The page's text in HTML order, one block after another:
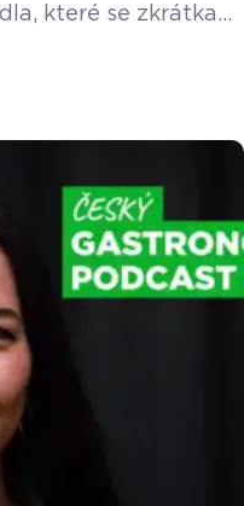
které se zkrátka
chování českých
efektivní.
zboží formou
[…]